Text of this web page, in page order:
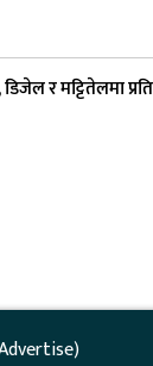
डिजेल र मट्टितेलमा